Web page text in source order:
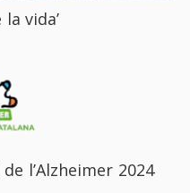
vida’
l’Alzheimer 2024